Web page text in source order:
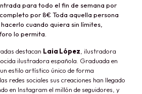
para todo el fin de semana por
por 8€ Toda aquella persona
cuando quiera sin límites,
lo permita.
destacan Laia López , ilustradora
ilustradora española. Graduada en
estilo artístico único de forma
redes sociales sus creaciones han llegado
en Instagram el millón de seguidores y